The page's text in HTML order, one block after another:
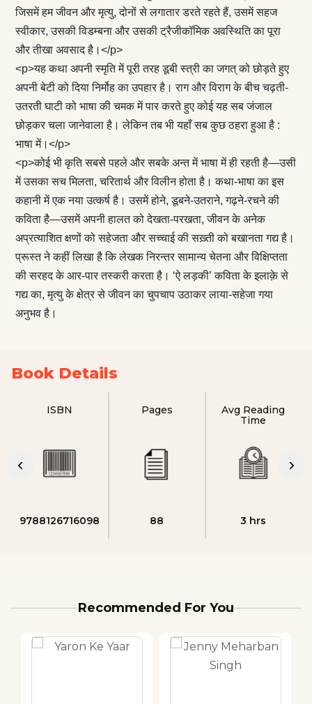
जिसमें हम जीवन और मृत्यु, दोनों से लगातार डरते रहते हैं, उसमें सहज
स्वीकार, उसकी विडम्बना और उसकी ट्रैजीकॉमिक अवस्थिति का पूरा
और तीखा अवसाद है।</p>
<p>यह कथा अपनी स्मृति में पूरी तरह डूबी स्त्री का जगत् को छोड़ते हुए
अपनी बेटी को दिया निर्मोह का उपहार है। राग और विराग के बीच चढ़ती-
उतरती घाटी को भाषा की चमक में पार करते हुए कोई यह सब जंजाल
छोड़कर चला जानेवाला है। लेकिन तब भी यहाँ सब कुछ ठहरा हुआ है :
भाषा में।</p>
<p>कोई भी कृति सबसे पहले और सबके अन्‍त में भाषा में ही रहती है—उसी
में उसका सच मिलता, चरितार्थ और विलीन होता है। कथा-भाषा का इस
कहानी में एक नया उत्कर्ष है। उसमें होने, डूबने-उतराने, गढ़ने-रचने की
कविता है—उसमें अपनी हालत को देखता-परखता, जीवन के अनेक
अप्रत्याशित क्षणों को सहेजता और सच्चाई की सख़्ती को बखानता गद्य है।
प्रूस्त ने कहीं लिखा है कि लेखक निरन्तर सामान्य चेतना और विक्षिप्तता
की सरहद के आर-पार तस्करी करता है। ‘ऐ लड़की’ कविता के इलाक़े से
गद्य का, मृत्यु के क्षेत्र से जीवन का चुपचाप उठाकर लाया-सहेजा गया
अनुभव है।
Book Details
ISBN
9788126716098
Pages
88
Avg Reading
Time
3 hrs
Recommended For You